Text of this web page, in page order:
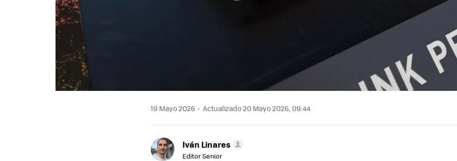
19 Mayo 2026 Actualizado 20 Mayo 2026, 09:44
Iván Linares
Editor Senior